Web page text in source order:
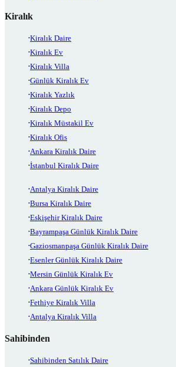
Kiralık
Kiralık Daire
Kiralık Ev
Kiralık Villa
Günlük Kiralık Ev
Kiralık Yazlık
Kiralık Depo
Kiralık Müstakil Ev
Kiralık Ofis
Ankara Kiralık Daire
İstanbul Kiralık Daire
Antalya Kiralık Daire
Bursa Kiralık Daire
Eskişehir Kiralık Daire
Bayrampaşa Günlük Kiralık Daire
Gaziosmanpaşa Günlük Kiralık Daire
Esenler Günlük Kiralık Daire
Mersin Günlük Kiralık Ev
Ankara Günlük Kiralık Ev
Fethiye Kiralık Villa
Antalya Kiralık Villa
Sahibinden
Sahibinden Satılık Daire